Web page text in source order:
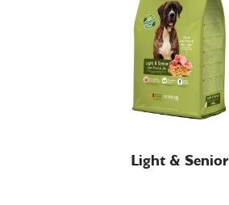
Light & Senior